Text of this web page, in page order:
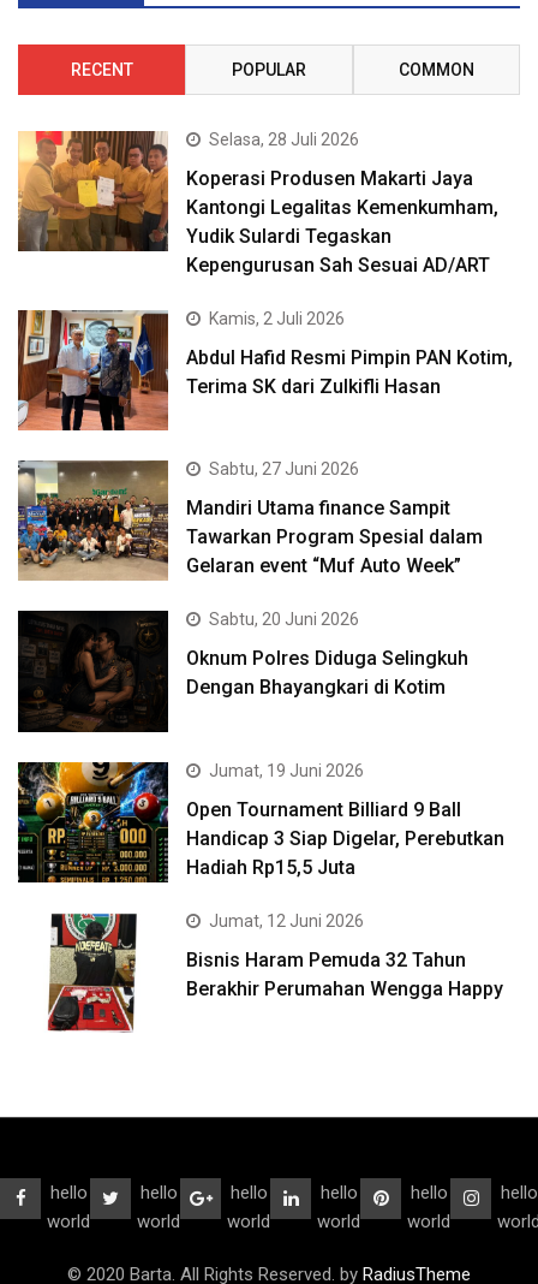
RECENT POPULAR COMMON
Selasa, 28 Juli 2026
Koperasi Produsen Makarti Jaya
Kantongi Legalitas Kemenkumham,
Yudik Sulardi Tegaskan
Kepengurusan Sah Sesuai AD/ART
Kamis, 2 Juli 2026
Abdul Hafid Resmi Pimpin PAN Kotim,
Terima SK dari Zulkifli Hasan
Sabtu, 27 Juni 2026
Mandiri Utama finance Sampit
Tawarkan Program Spesial dalam
Gelaran event “Muf Auto Week”
Sabtu, 20 Juni 2026
Oknum Polres Diduga Selingkuh
Dengan Bhayangkari di Kotim
Jumat, 19 Juni 2026
Open Tournament Billiard 9 Ball
Handicap 3 Siap Digelar, Perebutkan
Hadiah Rp15,5 Juta
Jumat, 12 Juni 2026
Bisnis Haram Pemuda 32 Tahun
Berakhir Perumahan Wengga Happy
hello
world
hello
world
hello
world
hello
world
hello
world
hello
© 2020 Barta. All Rights Reserved. by RadiusTheme